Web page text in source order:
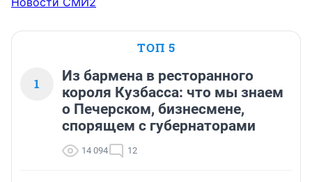
ТОП 5
1
Из бармена в ресторанного
короля Кузбасса: что мы знаем
о Печерском, бизнесмене,
спорящем с губернаторами
14 094 12